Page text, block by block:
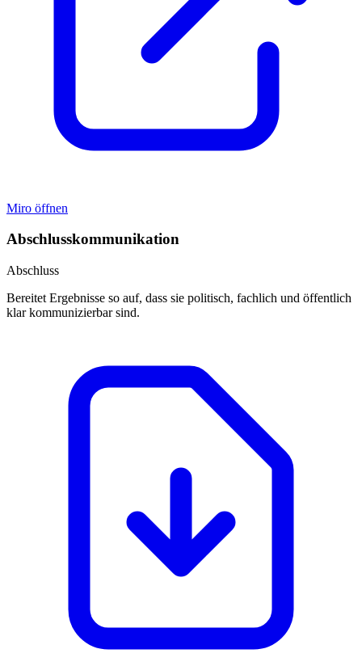
Miro öffnen
Abschlusskommunikation
Abschluss
Bereitet Ergebnisse so auf, dass sie politisch, fachlich und öffentlich
klar kommunizierbar sind.